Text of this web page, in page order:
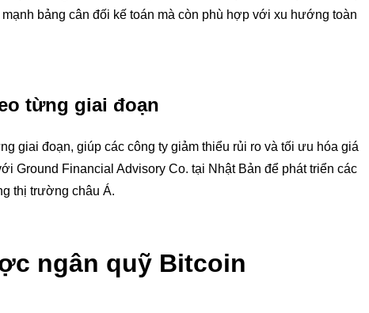
bảng cân đối kế toán mà còn phù hợp với xu hướng toàn
từng giai đoạn
giai đoạn, giúp các công ty giảm thiểu rủi ro và tối ưu hóa giá
Ground Financial Advisory Co. tại Nhật Bản để phát triển các
thị trường châu Á.
ngân quỹ Bitcoin